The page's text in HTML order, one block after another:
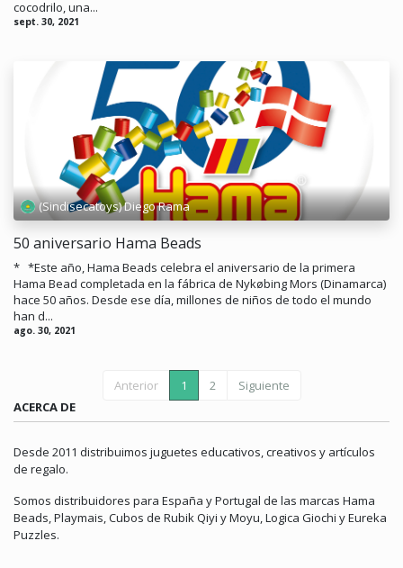
cocodrilo, una...
sept. 30, 2021
(Sindisecatoys) Diego Rama
50 aniversario Hama Beads
* *Este año, Hama Beads celebra el aniversario de la primera
Hama Bead completada en la fábrica de Nykøbing Mors (Dinamarca)
hace 50 años. Desde ese día, millones de niños de todo el mundo
han d...
ago. 30, 2021
Anterior 1 2
Siguiente
ACERCA DE
Desde 2011 distribuimos juguetes educativos, creativos y artículos
de regalo.
Somos distribuidores para España y Portugal de las marcas Hama
Beads, Playmais, Cubos de Rubik Qiyi y Moyu, Logica Giochi y Eureka
Puzzles.